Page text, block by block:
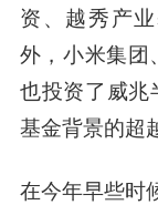
资、越秀产
外，小米集团
也投资了威兆
基金背景的超
在今年早些时